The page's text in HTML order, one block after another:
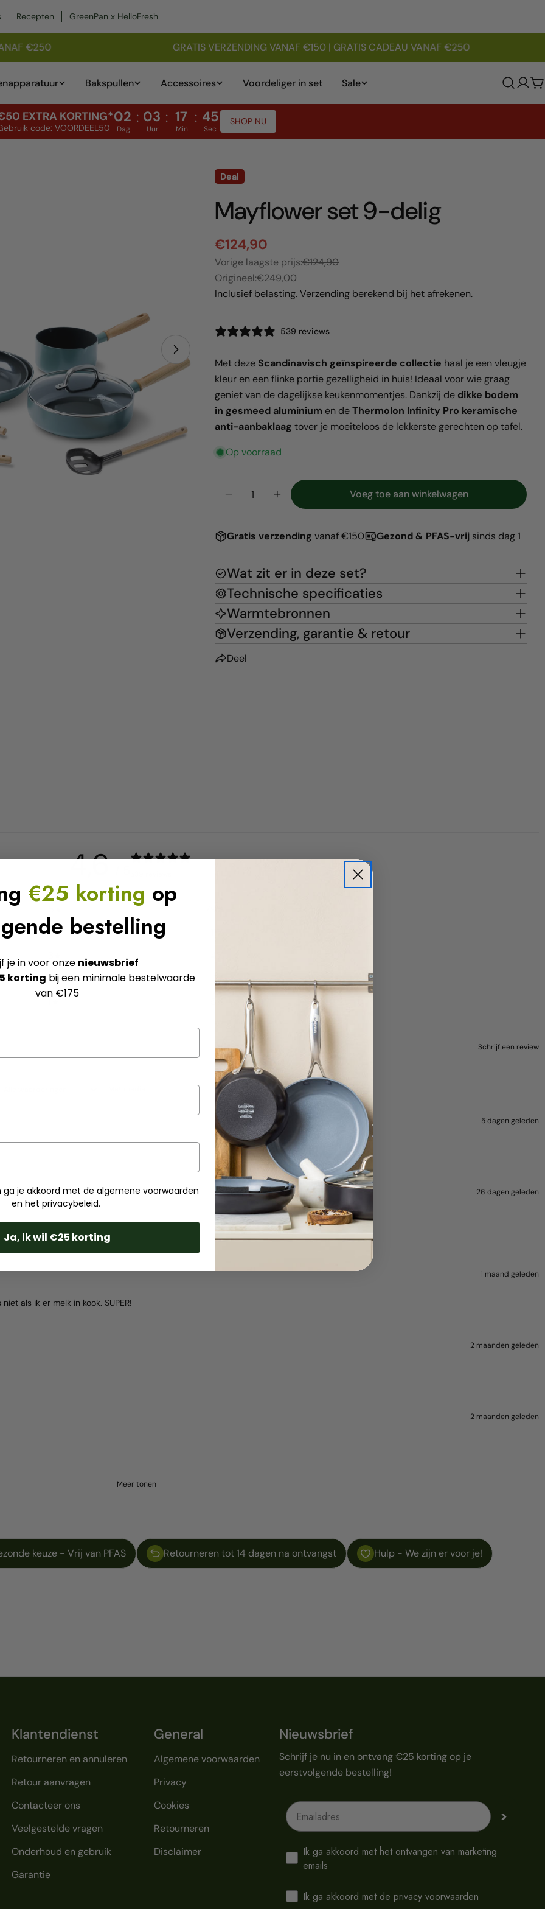
Recepten GreenPan x HelloFresh
€250 GRATIS VERZENDING VANAF €150 | GRATIS CADEAU VANAF €250
Bakspullen Accessoires Voordeliger in set Sale
Log
in
EXTRA KORTING*
code: VOORDEEL50
02 : 03 : 17 : 44
Dag Uur Min Sec
SHOP NU
Deal
Mayflower set 9-delig
Verkoopprijs
€124,90
Vorige laagste prijs:€124,90
Origineel:€249,00
Inclusief belasting.Verzending berekend bij het afrekenen.
539 reviews
Met deze Scandinavisch geïnspireerde collectie haal je een vleugje
kleur en een flinke portie gezelligheid in huis! Ideaal voor wie graag
geniet van de dagelijkse keukenmomentjes. Dankzij de dikke bodem
in gesmeed aluminium en deThermolon Infinity Pro keramische
anti-aanbaklaag tover je moeiteloos de lekkerste gerechten op tafel.
Op voorraad
Aantal verlagen voor Mayflower set 9-delig
Verhoog het aantal voor Mayflower set 9-delig
Voeg toe aan winkelwagen
Gratis verzendingvanaf €150 Gezond & PFAS-vrij sinds dag 1
Wat zit er in deze set?
Technische specificaties
Warmtebronnen
Verzending, garantie & retour
Deel
Deel dit product
Deel
Kopiëren
4,6
4
2
1%
Schrijf een review
5 dagen geleden
26 dagen geleden
1 maand geleden
als ik er melk in kook. SUPER!
2 maanden geleden
2 maanden geleden
Meer tonen
keuze - Vrij van PFAS Retourneren tot 14 dagen na ontvangst Hulp - We zijn er voor je!
Klantendienst
Retourneren en annuleren
Retour aanvragen
Contacteer ons
Veelgestelde vragen
Onderhoud en gebruik
Garantie
General
Algemene voorwaarden
Privacy
Cookies
Retourneren
Disclaimer
Nieuwsbrief
Schrijf je nu in en ontvang €25 korting op je
eerstvolgende bestelling!
Emailadres
>
Ik ga akkoord met het ontvangen van marketing
emails
Ik ga akkoord met de privacy voorwaarden
€25 korting op
bestelling
je in voor onze nieuwsbrief
korting bij een minimale bestelwaarde
van €175
ga je akkoord met de algemene voorwaarden
en het privacybeleid.
Ja, ik wil €25 korting